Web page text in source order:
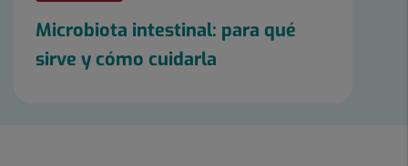
Microbiota intestinal: para qué
sirve y cómo cuidarla